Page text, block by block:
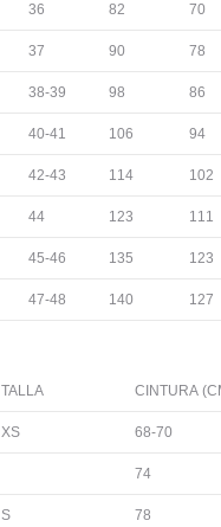
36 82 70
37 90 78
38-39 98 86
40-41 106 94
42-43 114 102
44 123 111
45-46 135 123
47-48 140 127
TALLA CINTURA
XS 68-70
74
S 78